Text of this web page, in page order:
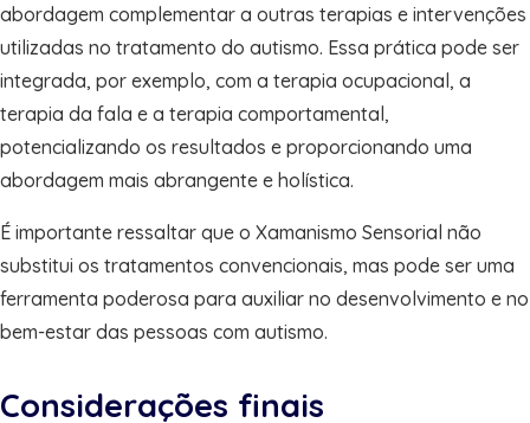
abordagem complementar a outras terapias e intervenções
utilizadas no tratamento do autismo. Essa prática pode ser
integrada, por exemplo, com a terapia ocupacional, a
terapia da fala e a terapia comportamental,
potencializando os resultados e proporcionando uma
abordagem mais abrangente e holística.
É importante ressaltar que o Xamanismo Sensorial não
substitui os tratamentos convencionais, mas pode ser uma
ferramenta poderosa para auxiliar no desenvolvimento e no
bem-estar das pessoas com autismo.
Considerações finais